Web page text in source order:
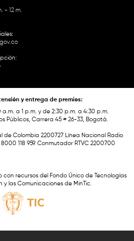
- 12 m.
y entrega de premios:
a.m. a 1 p.m. y de 2:30 p.m. a 4:30 p.m.
Públicos, Carrera 45 # 26-33, Bogotá.
de Colombia 2200727 Línea Nacional Radio
118 959. Conmutador RTVC 2200700
recursos del Fondo Único de Tecnologías
y las Comunicaciones de MinTic.